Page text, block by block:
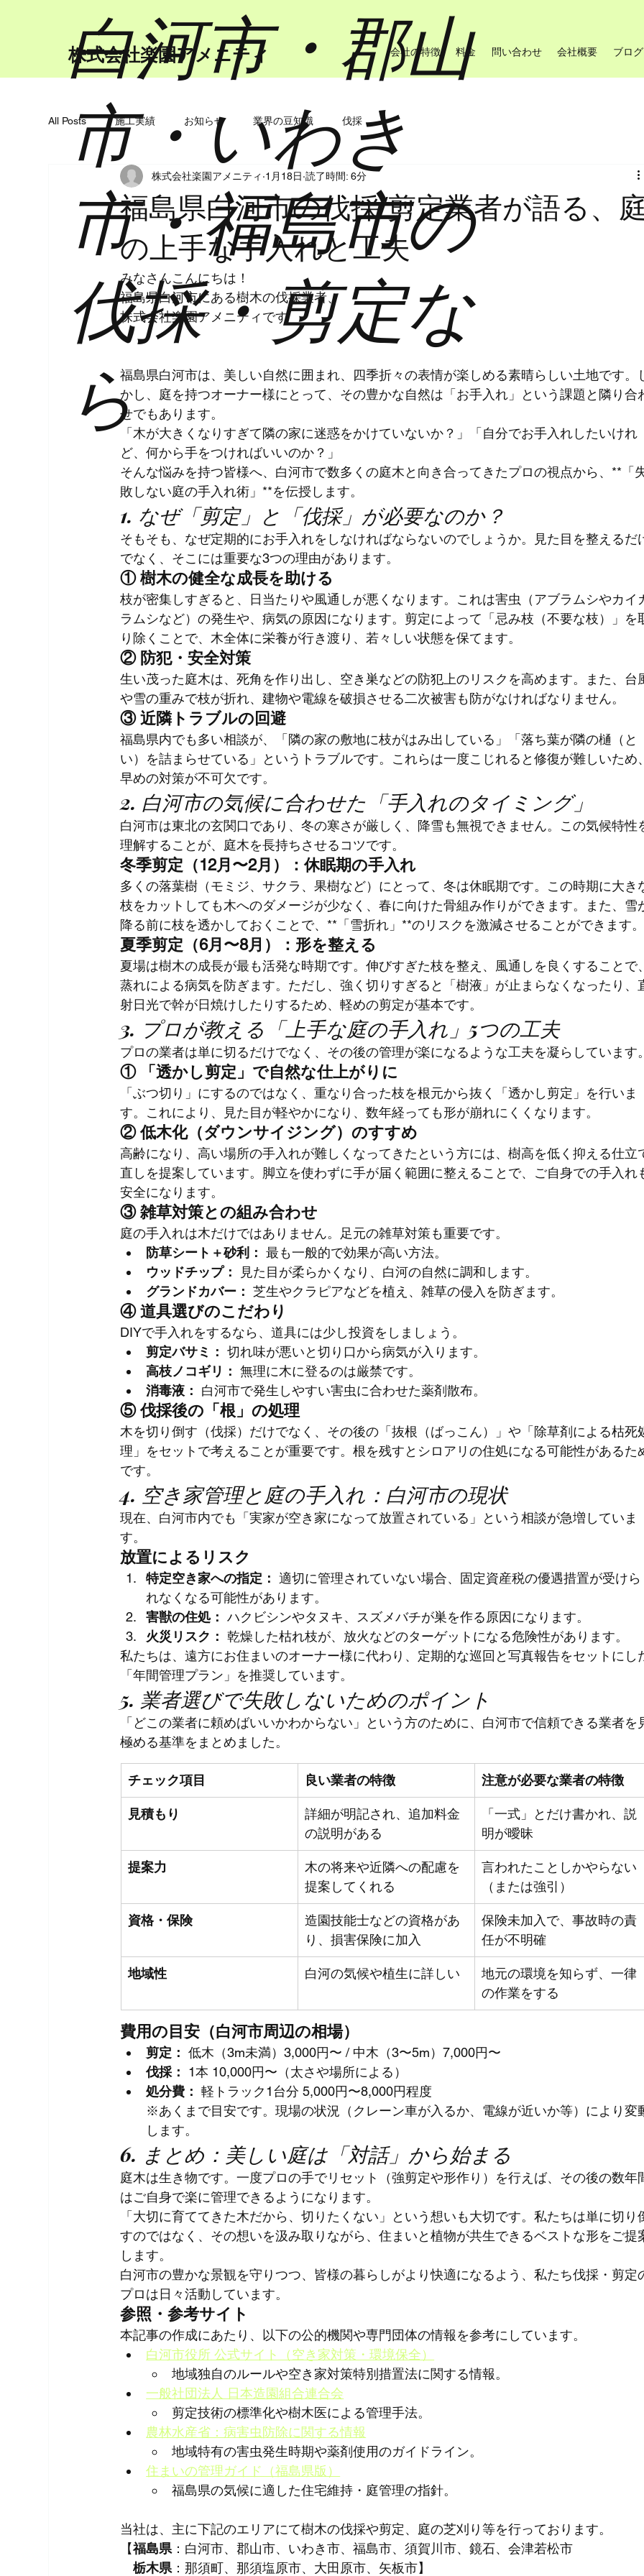
​白河市・郡山
市・いわき
市・福島市の
伐採・剪定な
ら
​株式会社楽園アメニティ 会社の特徴 料金 問い合わせ 会社概要 ブログ
All Posts 施工実績 お知らせ 業界の豆知識 伐採
福島県白河市の伐採/剪定業者が語る、
の上手な手入れと工夫
株式会社楽園アメニティ 1月18日 読了時間: 6分
みなさんこんにちは！
福島県白河市にある樹木の伐採業者、
株式会社楽園アメニティです
福島県白河市は、美しい自然に囲まれ、四季折々の表情が楽しめる素晴らしい土地です。
かし、庭を持つオーナー様にとって、その豊かな自然は「お手入れ」という課題と隣り合
せでもあります。
「木が大きくなりすぎて隣の家に迷惑をかけていないか？」「自分でお手入れしたいけれ
ど、何から手をつければいいのか？」
そんな悩みを持つ皆様へ、白河市で数多くの庭木と向き合ってきたプロの視点から、**「
敗しない庭の手入れ術」**を伝授します。
1. なぜ「剪定」と「伐採」が必要なのか？
そもそも、なぜ定期的にお手入れをしなければならないのでしょうか。見た目を整えるだ
でなく、そこには重要な3つの理由があります。
① 樹木の健全な成長を助ける
枝が密集しすぎると、日当たりや風通しが悪くなります。これは害虫（アブラムシやカイ
ラムシなど）の発生や、病気の原因になります。剪定によって「忌み枝（不要な枝）」を
り除くことで、木全体に栄養が行き渡り、若々しい状態を保てます。
② 防犯・安全対策
生い茂った庭木は、死角を作り出し、空き巣などの防犯上のリスクを高めます。また、台
や雪の重みで枝が折れ、建物や電線を破損させる二次被害も防がなければなりません。
③ 近隣トラブルの回避
福島県内でも多い相談が、「隣の家の敷地に枝がはみ出している」「落ち葉が隣の樋（と
い）を詰まらせている」というトラブルです。これらは一度こじれると修復が難しいため
早めの対策が不可欠です。
2. 白河市の気候に合わせた「手入れのタイミング」
白河市は東北の玄関口であり、冬の寒さが厳しく、降雪も無視できません。この気候特性
理解することが、庭木を長持ちさせるコツです。
冬季剪定（12月〜2月）：休眠期の手入れ
多くの落葉樹（モミジ、サクラ、果樹など）にとって、冬は休眠期です。この時期に大き
枝をカットしても木へのダメージが少なく、春に向けた骨組み作りができます。また、雪
降る前に枝を透かしておくことで、**「雪折れ」**のリスクを激減させることができます
夏季剪定（6月〜8月）：形を整える
夏場は樹木の成長が最も活発な時期です。伸びすぎた枝を整え、風通しを良くすることで
蒸れによる病気を防ぎます。ただし、強く切りすぎると「樹液」が止まらなくなったり、
射日光で幹が日焼けしたりするため、軽めの剪定が基本です。
3. プロが教える「上手な庭の手入れ」5つの工夫
プロの業者は単に切るだけでなく、その後の管理が楽になるような工夫を凝らしています
① 「透かし剪定」で自然な仕上がりに
「ぶつ切り」にするのではなく、重なり合った枝を根元から抜く「透かし剪定」を行いま
す。これにより、見た目が軽やかになり、数年経っても形が崩れにくくなります。
② 低木化（ダウンサイジング）のすすめ
高齢になり、高い場所の手入れが難しくなってきたという方には、樹高を低く抑える仕立
直しを提案しています。脚立を使わずに手が届く範囲に整えることで、ご自身での手入れ
安全になります。
③ 雑草対策との組み合わせ
庭の手入れは木だけではありません。足元の雑草対策も重要です。
防草シート＋砂利： 最も一般的で効果が高い方法。
ウッドチップ：
見た目が柔らかくなり、白河の自然に調和します。
グランドカバー： 芝生やクラピアなどを植え、雑草の侵入を防ぎます。
④ 道具選びのこだわり
DIYで手入れをするなら、道具には少し投資をしましょう。
剪定バサミ： 切れ味が悪いと切り口から病気が入ります。
高枝ノコギリ： 無理に木に登るのは厳禁です。
消毒液：
白河市で発生しやすい害虫に合わせた薬剤散布。
⑤ 伐採後の「根」の処理
木を切り倒す（伐採）だけでなく、その後の「抜根（ばっこん）」や「除草剤による枯死
理」をセットで考えることが重要です。根を残すとシロアリの住処になる可能性があるた
です。
4. 空き家管理と庭の手入れ：白河市の現状
現在、白河市内でも「実家が空き家になって放置されている」という相談が急増していま
す。
放置によるリスク
特定空き家への指定： 適切に管理されていない場合、固定資産税の優遇措置が受けら
れなくなる可能性があります。
害獣の住処： ハクビシンやタヌキ、スズメバチが巣を作る原因になります。
火災リスク： 乾燥した枯れ枝が、放火などのターゲットになる危険性があります。
私たちは、遠方にお住まいのオーナー様に代わり、定期的な巡回と写真報告をセットにし
「年間管理プラン」を推奨しています。
5. 業者選びで失敗しないためのポイント
「どこの業者に頼めばいいかわからない」という方のために、白河市で信頼できる業者を
極める基準をまとめました。
チェック項目 良い業者の特徴 注意が必要な業者の特徴
見積もり
詳細が明記され、追加料金
の説明がある
「一式」とだけ書かれ、説
明が曖昧
提案力
木の将来や近隣への配慮を
提案してくれる
言われたことしかやらない
（または強引）
資格・保険
造園技能士などの資格があ
り、損害保険に加入
保険未加入で、事故時の責
任が不明確
地域性 白河の気候や植生に詳しい
地元の環境を知らず、一律
の作業をする
費用の目安（白河市周辺の相場）
剪定： 低木（3m未満）3,000円〜 / 中木（3〜5m）7,000円〜
伐採：
1本 10,000円〜（太さや場所による）
処分費： 軽トラック1台分 5,000円〜8,000円程度
※あくまで目安です。現場の状況（クレーン車が入るか、電線が近いか等）により変
します。
6. まとめ：美しい庭は「対話」から始まる
庭木は生き物です。一度プロの手でリセット（強剪定や形作り）を行えば、その後の数年
はご自身で楽に管理できるようになります。
「大切に育ててきた木だから、切りたくない」という想いも大切です。私たちは単に切り
すのではなく、その想いを汲み取りながら、住まいと植物が共生できるベストな形をご提
します。
白河市の豊かな景観を守りつつ、皆様の暮らしがより快適になるよう、私たち伐採・剪定
プロは日々活動しています。
参照・参考サイト
本記事の作成にあたり、以下の公的機関や専門団体の情報を参考にしています。
白河市役所 公式サイト（空き家対策・環境保全）
地域独自のルールや空き家対策特別措置法に関する情報。
一般社団法人 日本造園組合連合会
剪定技術の標準化や樹木医による管理手法。
農林水産省：病害虫防除に関する情報
地域特有の害虫発生時期や薬剤使用のガイドライン。
住まいの管理ガイド（福島県版）
福島県の気候に適した住宅維持・庭管理の指針。
当社は、主に下記のエリアにて樹木の伐採や剪定、庭の芝刈り等を行っております。
【福島県 ：白河市、郡山市、いわき市、福島市、須賀川市、鏡石、会津若松市
栃木県 ：那須町、那須塩原市、大田原市、矢板市】